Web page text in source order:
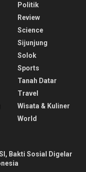
Politik
Review
Science
Sijunjung
Solok
Sports
Tanah Datar
Travel
Wisata & Kuliner
World
Bakti Sosial Digelar